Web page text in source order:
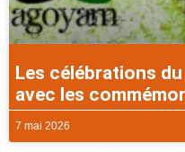
Les célébrations
avec les
7 mai 2026